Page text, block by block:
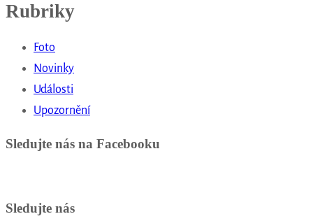
Rubriky
Foto
Novinky
Události
Upozornění
Sledujte nás na Facebooku
Sledujte nás